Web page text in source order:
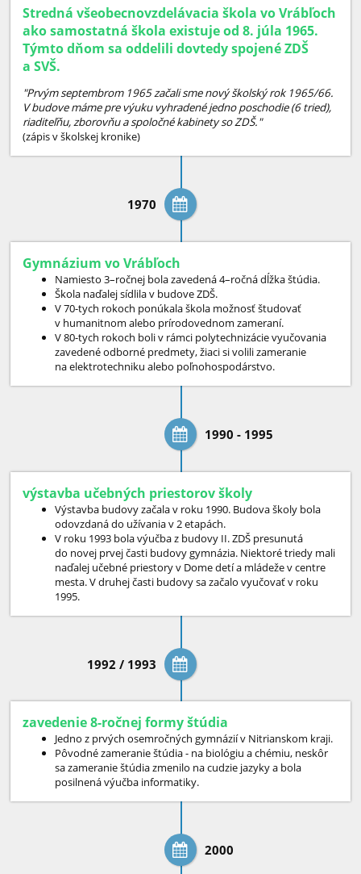
Stredná všeobecnovzdelávacia škola vo Vrábľoch
ako samostatná škola existuje od 8. júla 1965.
Týmto dňom sa oddelili dovtedy spojené ZDŠ
a SVŠ.
"Prvým septembrom 1965 začali sme nový školský rok 1965/66.
V budove máme pre výuku vyhradené jedno poschodie (6 tried),
riaditeľňu, zborovňu a spoločné kabinety so ZDŠ."
(zápis v školskej kronike)
1970
Gymnázium vo Vrábľoch
Namiesto 3–ročnej bola zavedená 4–ročná dĺžka štúdia.
Škola naďalej sídlila v budove ZDŠ.
V 70-tych rokoch ponúkala škola možnosť študovať
v humanitnom alebo prírodovednom zameraní.
V 80-tych rokoch boli v rámci polytechnizácie vyučovania
zavedené odborné predmety, žiaci si volili zameranie
na elektrotechniku alebo poľnohospodárstvo.
1990 - 1995
výstavba učebných priestorov školy
Výstavba budovy začala v roku 1990. Budova školy bola
odovzdaná do užívania v 2 etapách.
V roku 1993 bola výučba z budovy II. ZDŠ presunutá
do novej prvej časti budovy gymnázia. Niektoré triedy mali
naďalej učebné priestory v Dome detí a mládeže v centre
mesta. V druhej časti budovy sa začalo vyučovať v roku
1995.
1992 / 1993
zavedenie 8-ročnej formy štúdia
Jedno z prvých osemročných gymnázií v Nitrianskom kraji.
Pôvodné zameranie štúdia - na biológiu a chémiu, neskôr
sa zameranie štúdia zmenilo na cudzie jazyky a bola
posilnená výučba informatiky.
2000